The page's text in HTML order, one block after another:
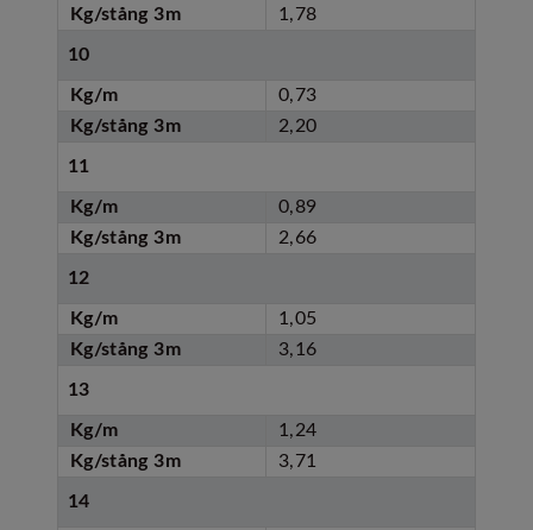
Kg/stång 3m 1,78
10
Kg/m
0,73
Kg/stång 3m
2,20
11
Kg/m
0,89
Kg/stång 3m
2,66
12
Kg/m
1,05
Kg/stång 3m
3,16
13
Kg/m
1,24
Kg/stång 3m
3,71
14